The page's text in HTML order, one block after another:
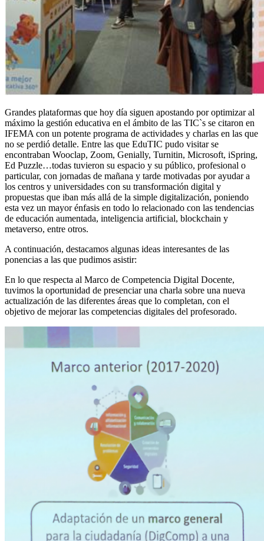
Grandes plataformas que hoy día siguen apostando por optimizar al
máximo la gestión educativa en el ámbito de las TIC`s se citaron en
IFEMA con un potente programa de actividades y charlas en las que
no se perdió detalle. Entre las que EduTIC pudo visitar se
encontraban Wooclap, Zoom, Genially, Turnitin, Microsoft, iSpring,
Ed Puzzle…todas tuvieron su espacio y su público, profesional o
particular, con jornadas de mañana y tarde motivadas por ayudar a
los centros y universidades con su transformación digital y
propuestas que iban más allá de la simple digitalización, poniendo
esta vez un mayor énfasis en todo lo relacionado con las tendencias
de educación aumentada, inteligencia artificial, blockchain y
metaverso, entre otros.
A continuación, destacamos algunas ideas interesantes de las
ponencias a las que pudimos asistir:
En lo que respecta al Marco de Competencia Digital Docente,
tuvimos la oportunidad de presenciar una charla sobre una nueva
actualización de las diferentes áreas que lo completan, con el
objetivo de mejorar las competencias digitales del profesorado.